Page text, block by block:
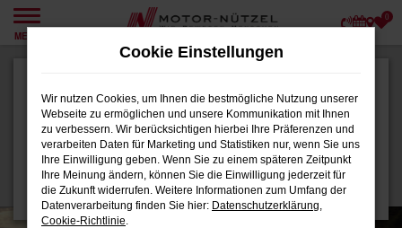
Zum
MENÜ
0
Audi Q4 Leasingangebote
Geschäftskunden
ab369€¹
monatlich
Cookie Einstellungen
Wir nutzen Cookies, um Ihnen die bestmögliche Nutzung unserer
Webseite zu ermöglichen und unsere Kommunikation mit Ihnen
zu verbessern. Wir berücksichtigen hierbei Ihre Präferenzen und
verarbeiten Daten für Marketing und Statistiken nur, wenn Sie uns
Ihre Einwilligung geben. Wenn Sie zu einem späteren Zeitpunkt
Ihre Meinung ändern, können Sie die Einwilligung jederzeit für
die Zukunft widerrufen. Weitere Informationen zum Umfang der
Datenverarbeitung finden Sie hier: Datenschutzerklärung,
Cookie-Richtlinie.